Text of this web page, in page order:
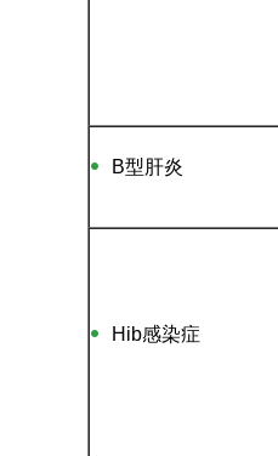
B型肝炎
Hib感染症